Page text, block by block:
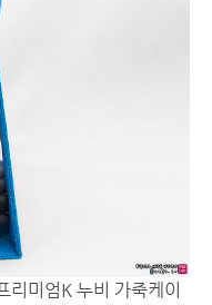
미엄K 누비 가죽케이